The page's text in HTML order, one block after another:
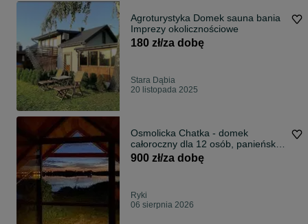
Agroturystyka Domek sauna bania
Imprezy okolicznościowe
180 zł/za dobę
Stara Dąbia
20 listopada 2025
Osmolicka Chatka - domek
całoroczny dla 12 osób, panieńskie,
kawalerskie, jacuzzi
900 zł/za dobę
Ryki
06 sierpnia 2026